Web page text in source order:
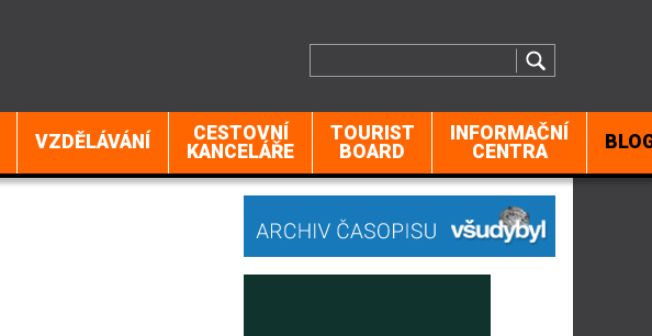
VZDĚLÁVÁNÍ
CESTOVNÍ
KANCELÁŘE
TOURIST
BOARD
INFORMAČNÍ
CENTRA